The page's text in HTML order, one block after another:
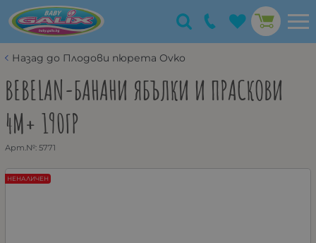
Назад до Плодови пюрета Ovko
BEBELAN-БАНАНИ ЯБЪЛКИ И ПРАСКОВИ
4М+ 190ГР
Арт.№: 5771
НЕНАЛИЧЕН